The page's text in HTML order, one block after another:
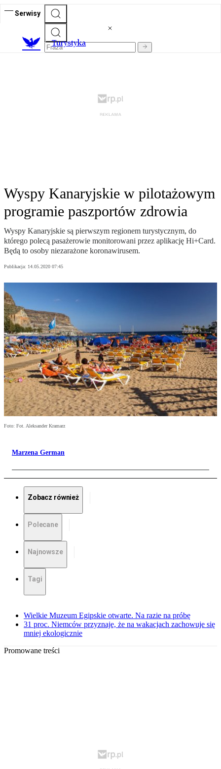
Serwisy
Turystyka
Wyspy Kanaryjskie w pilotażowym
programie paszportów zdrowia
Wyspy Kanaryjskie są pierwszym regionem turystycznym, do
którego polecą pasażerowie monitorowani przez aplikację Hi+Card.
Będą to osoby niezarażone koronawirusem.
Publikacja: 14.05.2020 07:45
Foto: Fot. Aleksander Kramarz
Marzena German
Zobacz również
Polecane
Najnowsze
Tagi
Wielkie Muzeum Egipskie otwarte. Na razie na próbę
31 proc. Niemców przyznaje, że na wakacjach zachowuje się
mniej ekologicznie
Promowane treści